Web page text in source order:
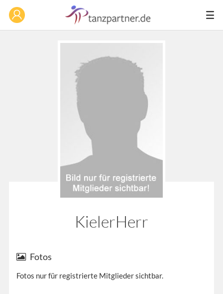
KielerHerr
Fotos
Fotos nur für registrierte Mitglieder sichtbar.